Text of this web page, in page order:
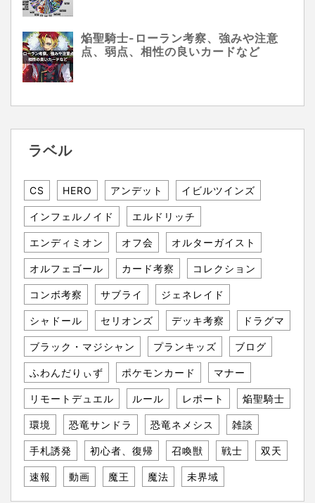
焔聖騎士-ローラン考察、強みや注意
点、弱点、相性の良いカードなど
ラベル
CS HERO アンデット イビルツインズ
インフェルノイド エルドリッチ
エンディミオン オフ会 オルターガイスト
オルフェゴール カード考察 コレクション
コンボ考察 サブライ ジェネレイド
シャドール セリオンズ デッキ考察 ドラグマ
ブラック・マジシャン プランキッズ ブログ
ふわんだりぃず ポケモンカード マナー
リモートデュエル ルール レポート 焔聖騎士
環境 恐竜サンドラ 恐竜ネメシス 雑談
手札誘発 初心者、復帰 召喚獣 戦士 双天
速報 動画 魔王 魔法 未界域